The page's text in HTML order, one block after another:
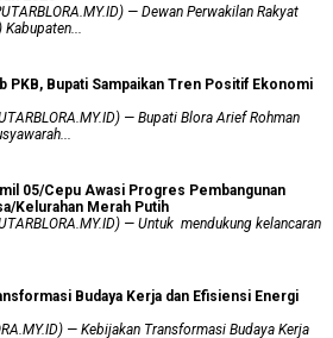
— Dewan Perwakilan Rakyat
Kabupaten...
PKB, Bupati Sampaikan Tren Positif Ekonomi
— Bupati Blora Arief Rohman
05/Cepu Awasi Progres Pembangunan
Kelurahan Merah Putih
— Untuk mendukung kelancaran
Budaya Kerja dan Efisiensi Energi
— Kebijakan Transformasi Budaya Kerja